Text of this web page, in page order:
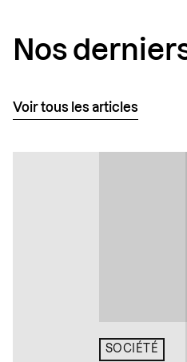
Nos
Voir tous les articles
SOCIÉTÉ